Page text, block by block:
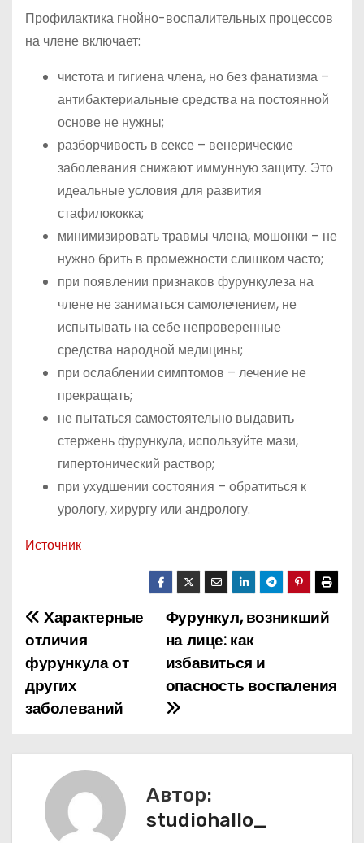
Профилактика гнойно-воспалительных процессов
на члене включает:
чистота и гигиена члена, но без фанатизма –
антибактериальные средства на постоянной
основе не нужны;
разборчивость в сексе – венерические
заболевания снижают иммунную защиту. Это
идеальные условия для развития
стафилококка;
минимизировать травмы члена, мошонки – не
нужно брить в промежности слишком часто;
при появлении признаков фурункулеза на
члене не заниматься самолечением, не
испытывать на себе непроверенные
средства народной медицины;
при ослаблении симптомов – лечение не
прекращать;
не пытаться самостоятельно выдавить
стержень фурункула, используйте мази,
гипертонический раствор;
при ухудшении состояния – обратиться к
урологу, хирургу или андрологу.
Источник
Н
а
в
г
Фурункул, возникший
на лице: как
избавиться и
опасность воспаления
Характерные
отличия
фурункула от
других
заболеваний
Автор:
studiohallo_